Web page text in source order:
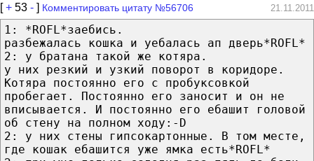
[+ 53 - ] Комментировать цитату №56706 21.11.2011
1: *ROFL*заебись.
разбежалась кошка и уебалась ап дверь*ROFL*
2: у братана такой же котяра.
у них резкий и узкий поворот в коридоре.
Котяра постоянно его с пробуксовкой
пробегает. Постоянно его заносит и он не
вписывается. И постоянно его ебашит головой
об стену на полном ходу:-D
2: у них стены гипсокартонные. В том месте,
где кошак ебашится уже ямка есть*ROFL*